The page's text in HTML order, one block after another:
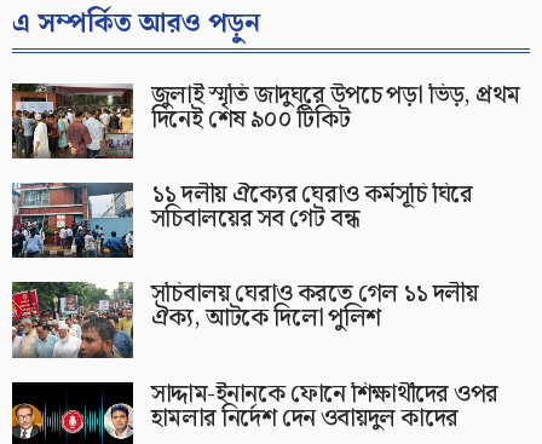
এ সম্পর্কিত আরও পড়ুন
জুলাই স্মৃতি জাদুঘরে উপচে পড়া ভিড়, প্রথম
দিনেই শেষ ৯০০ টিকিট
১১ দলীয় ঐক্যের ঘেরাও কর্মসূচি ঘিরে
সচিবালয়ের সব গেট বন্ধ
সচিবালয় ঘেরাও করতে গেল ১১ দলীয়
ঐক্য, আটকে দিলো পুলিশ
সাদ্দাম-ইনানকে ফোনে শিক্ষার্থীদের ওপর
হামলার নির্দেশ দেন ওবায়দুল কাদের